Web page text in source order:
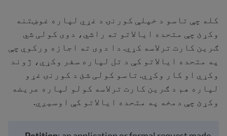
کله چې تاسو د خپلې کورنۍ د غړي لپاره غوښتنه
وکړئ چې متحده ایالاتو ته راشي، دوی کولی شي
ګرین کارت ترلاسه کړي. دا دوی ته اجازه ورکوي چې
په متحده ایالاتو کې د تل لپاره سفر وکړي، ژوند
وکړي او کار وکړي. تاسو کولی شئ د کورنۍ غړو
لپاره هم د ګرین کارت ترلاسه کولو لپاره عریضه
وکړئ چې دمخه په متحده ایالاتو کې اوسیږي.